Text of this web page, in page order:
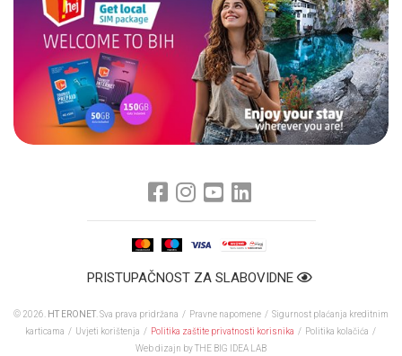
PRISTUPAČNOST ZA SLABOVIDNE
© 2026. HT ERONET. Sva prava pridržana / Pravne napomene / Sigurnost plaćanja kreditnim
karticama / Uvjeti korištenja / Politika zaštite privatnosti korisnika / Politika kolačića /
Web dizajn by THE BIG IDEA LAB